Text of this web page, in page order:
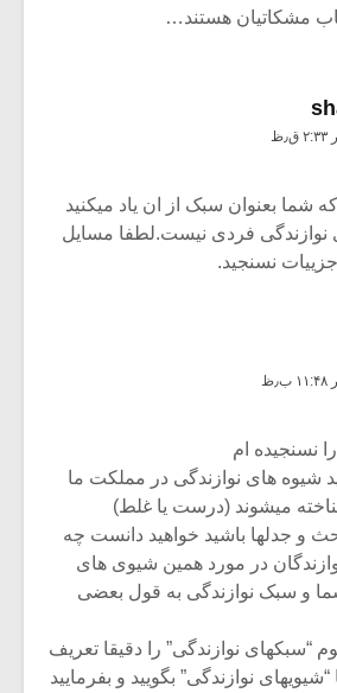
مشکاتیان هستند…
شما بعنوان سبک از ان یاد میکنید
فردی نیست.لطفا مسایل
نسنجید.
نسنجیده ام
شیوه های نوازندگی در مملکت ما
میشوند (درست یا غلط)
و جدلها باشید خواهید دانست چه
در مورد همین شیوی های
و سبک نوازندگی به قول بعضی
“سبکهای نوازندگی” را دقیقا تعریف
نوازندگی” بگویید و بفرمایید